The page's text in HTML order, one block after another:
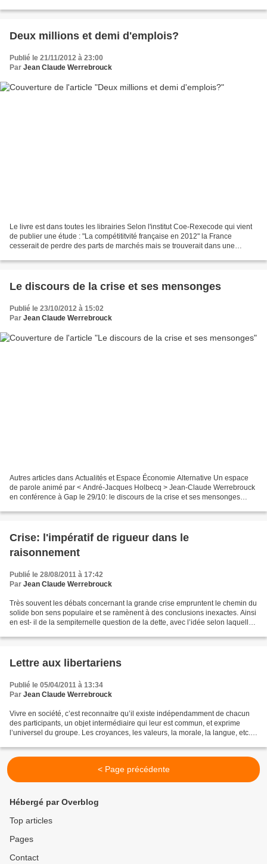
Deux millions et demi d'emplois?
Publié le 21/11/2012 à 23:00
Par Jean Claude Werrebrouck
Le livre est dans toutes les librairies Selon l'institut Coe-Rexecode qui vient
de publier une étude : "La compétititvité française en 2012" la France
cesserait de perdre des parts de marchés mais se trouverait dans une
Le discours de la crise et ses mensonges
Publié le 23/10/2012 à 15:02
Par Jean Claude Werrebrouck
Autres articles dans Actualités et Espace Économie Alternative Un espace
de parole animé par < André-Jacques Holbecq > Jean-Claude Werrebrouck
en conférence à Gap le 29/10: le discours de la crise et ses mensonges
Crise: l'impératif de rigueur dans le
raisonnement
Publié le 28/08/2011 à 17:42
Par Jean Claude Werrebrouck
Très souvent les débats concernant la grande crise empruntent le chemin du
solide bon sens populaire et se ramènent à des conclusions inexactes. Ainsi
en est- il de la sempiternelle question de la dette, avec l’idée selon laquelle
Lettre aux libertariens
Publié le 05/04/2011 à 13:34
Par Jean Claude Werrebrouck
Vivre en société, c’est reconnaitre qu’il existe indépendamment de chacun
des participants, un objet intermédiaire qui leur est commun, et exprime
l’universel du groupe. Les croyances, les valeurs, la morale, la langue, etc.
< Page précédente
Hébergé par Overblog
Top articles
Pages
Contact